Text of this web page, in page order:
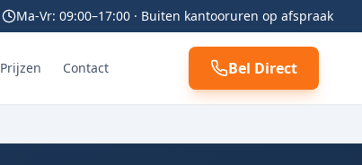
Ma-Vr: 09:00–17:00 · Buiten kantooruren op afspraak
Prijzen Contact Bel Direct